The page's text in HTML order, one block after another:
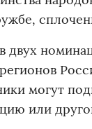
двух
могут
или